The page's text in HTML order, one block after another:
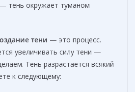
тень окружает туманом
тени — это процесс.
увеличивать силу тени —
Тень разрастается всякий
к следующему: